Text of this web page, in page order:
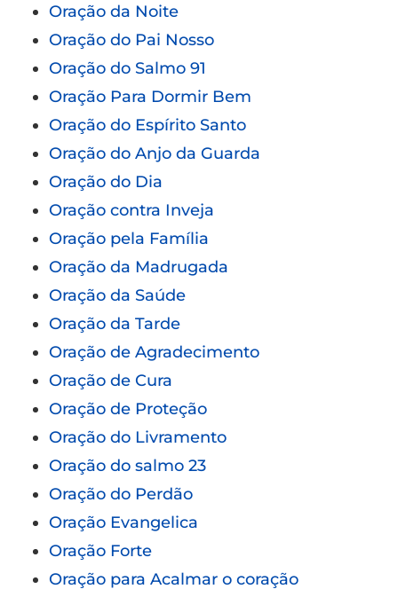
Oração da Noite
Oração do Pai Nosso
Oração do Salmo 91
Oração Para Dormir Bem
Oração do Espírito Santo
Oração do Anjo da Guarda
Oração do Dia
Oração contra Inveja
Oração pela Família
Oração da Madrugada
Oração da Saúde
Oração da Tarde
Oração de Agradecimento
Oração de Cura
Oração de Proteção
Oração do Livramento
Oração do salmo 23
Oração do Perdão
Oração Evangelica
Oração Forte
Oração para Acalmar o coração